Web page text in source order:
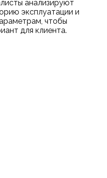
анализируют
эксплуатации и
чтобы
для клиента.